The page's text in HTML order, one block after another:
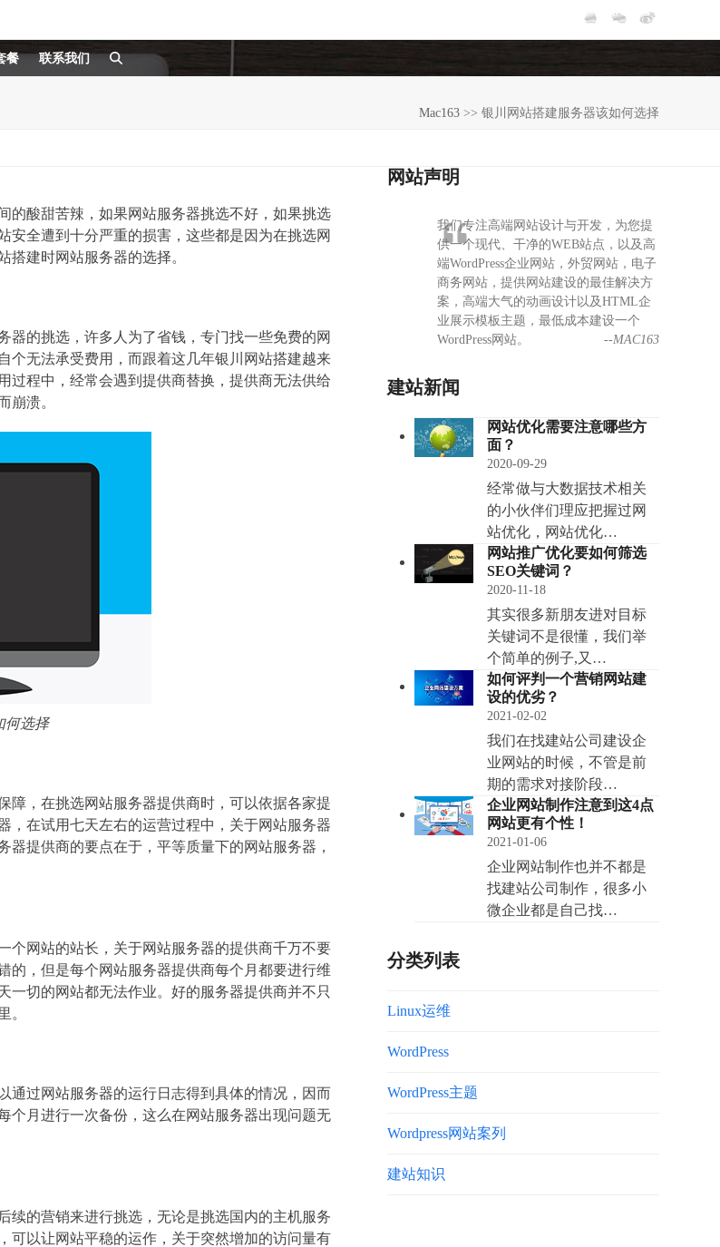
餐 联系我们
Mac163>> 银川网站搭建服务器该如何选择
的酸甜苦辣，如果网站服务器挑选不好，如果挑选
安全遭到十分严重的损害，这些都是因为在挑选网
建时网站服务器的选择。
器的挑选，许多人为了省钱，专门找一些免费的网
个无法承受费用，而跟着这几年银川网站搭建越来
过程中，经常会遇到提供商替换，提供商无法供给
崩溃。
何选择
障，在挑选网站服务器提供商时，可以依据各家提
，在试用七天左右的运营过程中，关于网站服务器
提供商的要点在于，平等质量下的网站服务器，
个网站的站长，关于网站服务器的提供商千万不要
的，但是每个网站服务器提供商每个月都要进行维
一切的网站都无法作业。好的服务器提供商并不只
。
通过网站服务器的运行日志得到具体的情况，因而
个月进行一次备份，这么在网站服务器出现问题无
续的营销来进行挑选，无论是挑选国内的主机服务
可以让网站平稳的运作，关于突然增加的访问量有
网站声明
我们专注高端网站设计与开发，为您提
供一个现代、干净的WEB站点，以及高
端WordPress企业网站，外贸网站，电子
商务网站，提供网站建设的最佳解决方
案，高端大气的动画设计以及HTML企
业展示模板主题，最低成本建设一个
WordPress网站。
--MAC163
建站新闻
网站优化需要注意哪些方
面？
2020-09-29
经常做与大数据技术相关
的小伙伴们理应把握过网
站优化，网站优化…
网站推广优化要如何筛选
SEO关键词？
2020-11-18
其实很多新朋友进对目标
关键词不是很懂，我们举
个简单的例子,又…
如何评判一个营销网站建
设的优劣？
2021-02-02
我们在找建站公司建设企
业网站的时候，不管是前
期的需求对接阶段…
企业网站制作注意到这4点
网站更有个性！
2021-01-06
企业网站制作也并不都是
找建站公司制作，很多小
微企业都是自己找…
分类列表
Linux运维
WordPress
WordPress主题
Wordpress网站案列
建站知识